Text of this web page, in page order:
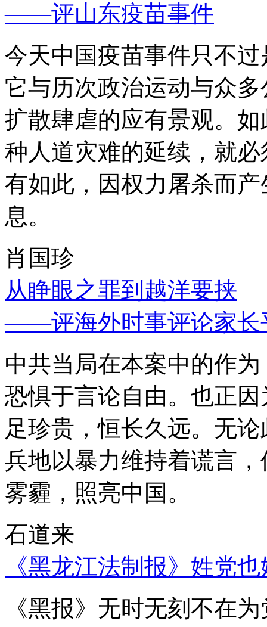
——评山东疫苗事件
今天中国疫苗事件只不
它与历次政治运动与众
扩散肆虐的应有景观。
种人道灾难的延续，就
有如此，因权力屠杀而
息。
肖国珍
从睁眼之罪到越洋要挟
——评海外时事评论家长
中共当局在本案中的作
恐惧于言论自由。也正
足珍贵，恒长久远。无
兵地以暴力维持着谎言
雾霾，照亮中国。
石道来
《黑龙江法制报》姓党
《黑报》无时无刻不在